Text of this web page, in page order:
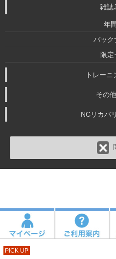
雑誌
年
バック
限定
トレー
その
NCリカバ
PICK UP